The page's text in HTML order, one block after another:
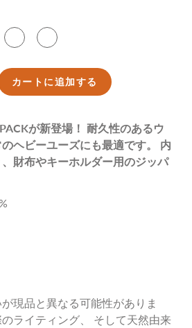
カートに追加する
が新登場！ 耐久性のあるウ
ヘビーユーズにも最適です。 内
財布やキーホルダー用のジッパ
現品と異なる可能性がありま
ライティング、 そして天然由来